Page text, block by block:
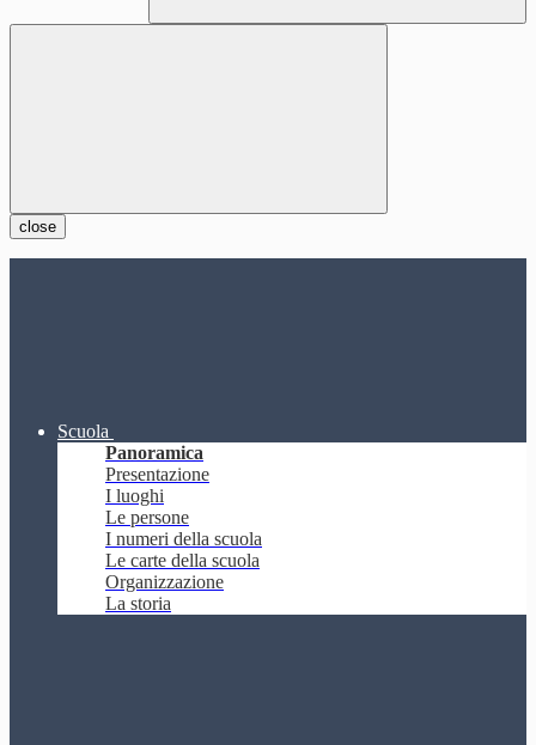
close
Scuola
Panoramica
Presentazione
I luoghi
Le persone
I numeri della scuola
Le carte della scuola
Organizzazione
La storia